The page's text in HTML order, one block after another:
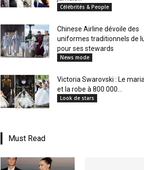
en
Tunisie
au
Célébrités & People
Chinese Airline dévoile des
uniformes traditionnels de
pour ses stewards
News mode
Victoria Swarovski : Le
et la robe à 800 000...
Look de stars
Must Read